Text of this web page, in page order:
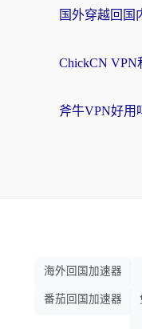
海外回国加速器
番茄回国加速器